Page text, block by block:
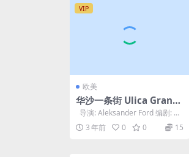
VIP
欧美
华沙一条街 Ulica Granic
zna (1948)
导演: Aleksander Ford 编剧: 扬·
费特克 / 亚...
3 年前 0 0 15